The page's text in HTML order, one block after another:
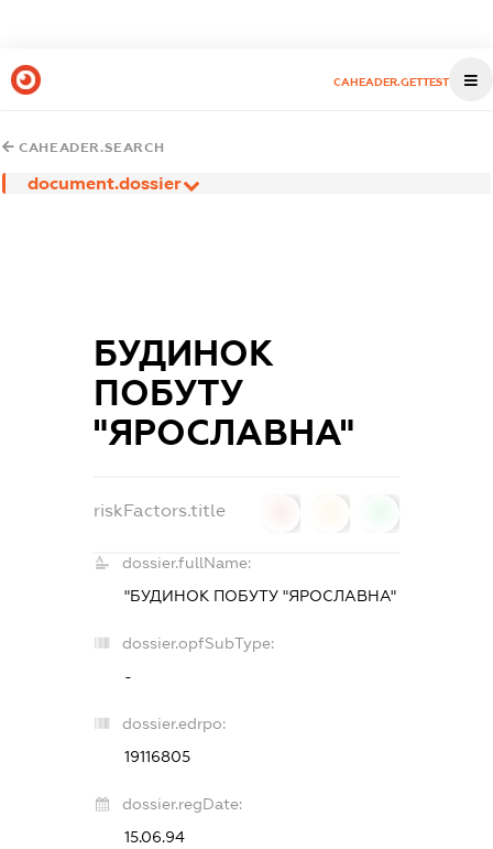
CAHEADER.GETTEST
CAHEADER.SEARCH
document.dossier
БУДИНОК
ПОБУТУ
"ЯРОСЛАВНА"
riskFactors.title
dossier.fullName:
"БУДИНОК ПОБУТУ "ЯРОСЛАВНА"
dossier.opfSubType:
-
dossier.edrpo:
19116805
dossier.regDate:
15.06.94